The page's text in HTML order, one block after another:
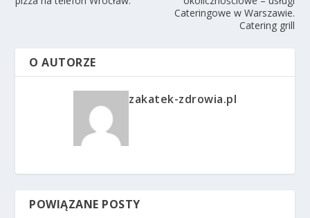
Cateringowe w Warszawie.
Catering grill
O AUTORZE
zakatek-zdrowia.pl
POWIĄZANE POSTY